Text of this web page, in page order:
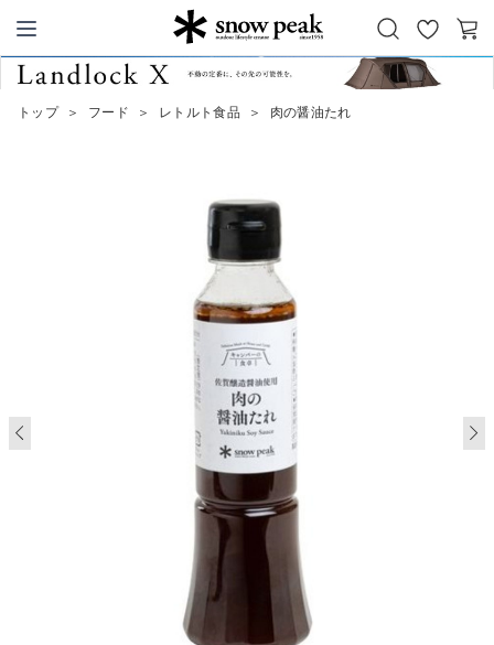
Snow Peak
お
気
カ
トップ ＞ フード ＞ レトルト食品 ＞ 肉の醤油たれ